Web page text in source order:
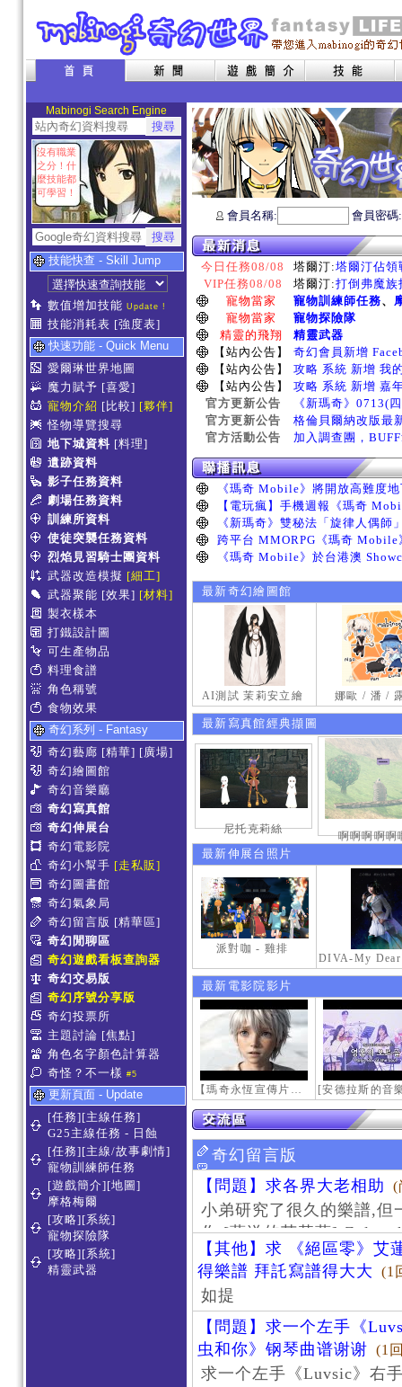
Mabinogi Search Engine
沒有職業
之分！什
麼技能都
可學習！
技能快查 - Skill Jump
數值增加技能 Update !
技能消耗表 [強度表]
快速功能 - Quick Menu
愛爾琳世界地圖
魔力賦予 [喜愛]
寵物介紹 [比較] [夥伴]
怪物導覽搜尋
地下城資料 [料理]
遺跡資料
影子任務資料
劇場任務資料
訓練所資料
使徒突襲任務資料
烈焰見習騎士團資料
武器改造模擬 [細工]
武器聚能 [效果] [材料]
製衣樣本
打鐵設計圖
可生產物品
料理食譜
角色稱號
食物效果
奇幻系列 - Fantasy
奇幻藝廊 [精華] [廣場]
奇幻繪圖館
奇幻音樂廳
奇幻寫真館
奇幻伸展台
奇幻電影院
奇幻小幫手 [走私販]
奇幻圖書館
奇幻氣象局
奇幻留言版 [精華區]
奇幻閒聊區
奇幻遊戲看板查詢器
奇幻交易版
奇幻序號分享版
奇幻投票所
主題討論 [焦點]
角色名字顏色計算器
奇怪？不一樣 #5
更新頁面 - Update
[任務][主線任務]
G25主線任務 - 日蝕
[任務][主線/故事劇情]
寵物訓練師任務
[遊戲簡介][地圖]
摩格梅爾
[攻略][系統]
寵物探險隊
[攻略][系統]
精靈武器
會員名稱: 會員密
今日任務08/08 塔爾汀:塔爾汀佔領
VIP任務08/08
塔爾汀:打倒弗魔族
寵物當家
寵物訓練師任務、
寵物當家
寵物探險隊
精靈的飛翔
精靈武器
【站內公告】
奇幻會員新增
【站內公告】
攻略 系統 新增 我
【站內公告】
攻略 系統 新增 嘉
官方更新公告
《新瑪奇》0713(
官方更新公告
格倫貝爾納改版最
官方活動公告
加入調查團，
最新奇幻繪圖館
AI測試 茉莉安立繪 娜歐 / 潘 /
最新寫真館經典擷圖
尼托克莉絲
啊啊啊啊啊
最新伸展台照片
派對咖 - 雞排
最新電影院影片
【瑪奇永恆宣傳片】最初的感動
奇幻留言版
【問題】求各界大老相助
(
小弟研究了很久的樂譜,但
作 [葬送的芙莉蓮]-
【其他】求 《絕區零》艾
得樂譜 拜託寫譜得大大
(1
如提
【問題】求一个左手《
虫和你》钢琴曲谱谢谢 (1
求一个左手《Luvsic》右